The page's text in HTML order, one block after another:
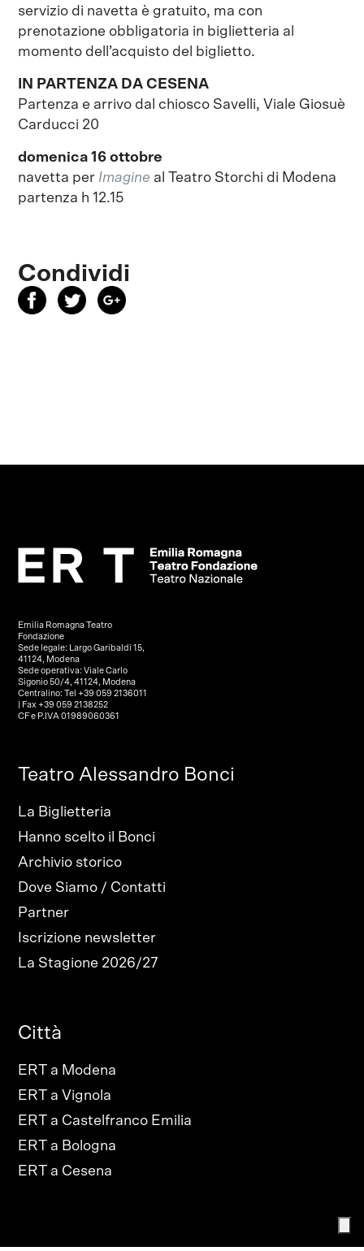
servizio di navetta è gratuito, ma con
prenotazione obbligatoria in biglietteria al
momento dell’acquisto del biglietto.
IN PARTENZA DA CESENA
Partenza e arrivo dal chiosco Savelli, Viale Giosuè
Carducci 20
domenica 16 ottobre
navetta per Imagine al Teatro Storchi di Modena
partenza h 12.15
Condividi
Emilia Romagna Teatro
Fondazione
Sede legale: Largo Garibaldi 15,
41124, Modena
Sede operativa: Viale Carlo
Sigonio 50/4, 41124, Modena
Centralino: Tel +39 059 2136011
| Fax +39 059 2138252
CF e P.IVA 01989060361
Teatro Alessandro Bonci
La Biglietteria
Hanno scelto il Bonci
Archivio storico
Dove Siamo / Contatti
Partner
Iscrizione newsletter
La Stagione 2026/27
Città
ERT a Modena
ERT a Vignola
ERT a Castelfranco Emilia
ERT a Bologna
ERT a Cesena